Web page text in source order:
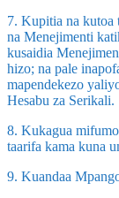
7. Kupitia na kutoa
na Menejimenti
kusaidia
hizo; na pale
mapendekezo
Hesabu za Serikali.
8. Kukagua
taarifa kama kuna
9. Kuandaa